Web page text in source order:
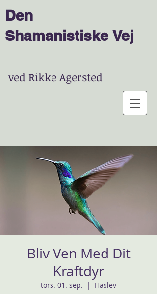
Den
Shamanistiske Vej
ved Rikke Agersted
Bliv Ven Med Dit
Kraftdyr
tors. 01. sep.
  |
Haslev